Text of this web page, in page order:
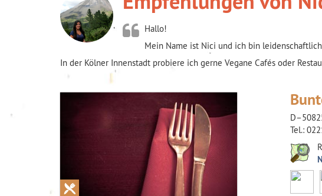
Hallo!
Mein Name ist Nici und ich bin
In der Kölner Innenstadt probiere ich gerne Vegane Cafés oder
Tel.: